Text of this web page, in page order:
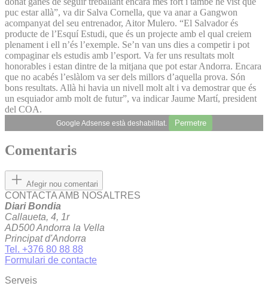
puc estar allà”, va dir Salva Cornella, que va anar a Gangwon
acompanyat del seu entrenador, Aitor Mulero. “El Salvador és
producte de l’Esquí Estudi, que és un projecte amb el qual creiem
plenament i ell n’és l’exemple. Se’n van uns dies a competir i pot
compaginar els estudis amb l’esport. Va fer uns resultats molt
honorables i estan dintre de la mitjana que pot estar Andorra. Encara
que no acabés l’eslàlom va ser dels millors d’aquella prova. Són
bons resultats. Allà hi havia un nivell molt alt i va demostrar que és
un esquiador amb molt de futur”, va indicar Jaume Martí, president
del COA.
Google Adsense està deshabilitat. Permetre
Comentaris
Afegir nou comentari
CONTACTA AMB NOSALTRES
Diari Bondia
Callaueta, 4, 1r
AD500 Andorra la Vella
Principat d'Andorra
Tel. +376 80 88 88
Formulari de contacte
Serveis